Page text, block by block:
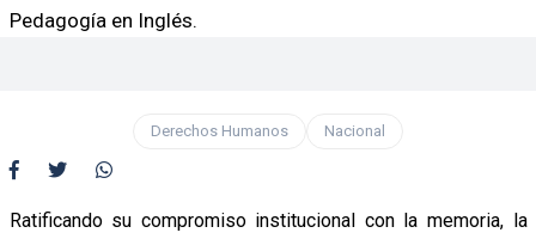
Pedagogía en Inglés.
Derechos Humanos Nacional
Ratificando su compromiso institucional con la memoria, la